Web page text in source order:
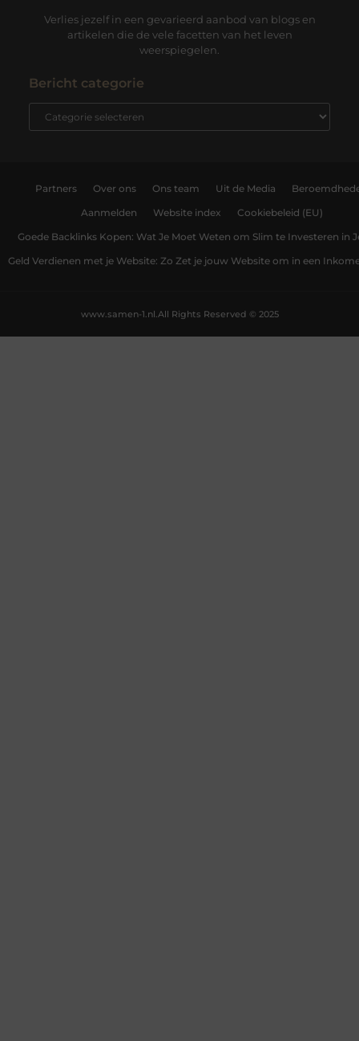
Verlies jezelf in een gevarieerd aanbod van blogs en
artikelen die de vele facetten van het leven
weerspiegelen.
Bericht categorie
Partners Over ons Ons team Uit de Media
Aanmelden Website index Cookiebeleid (EU)
Goede Backlinks Kopen: Wat Je Moet Weten om Slim te Investeren in
Geld Verdienen met je Website: Zo Zet je jouw Website om in een
All Rights Reserved © 2025
www.samen-1.nl.